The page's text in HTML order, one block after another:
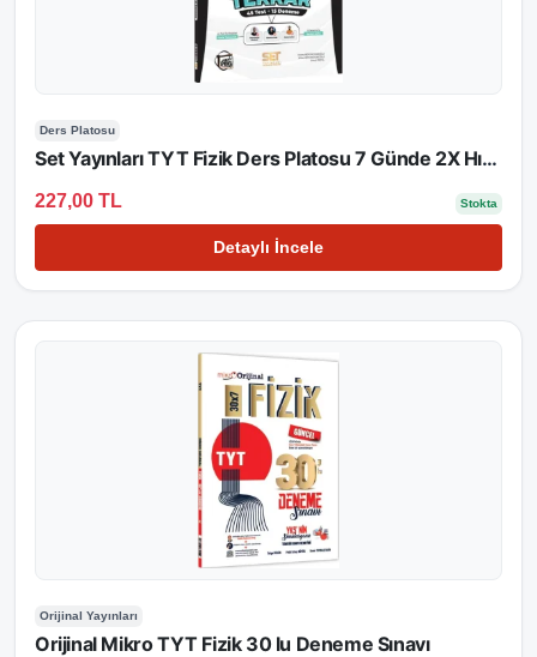
Ders Platosu
Set Yayınları TYT Fizik Ders Platosu 7 Günde 2X Hızında Tekrar
227,00 TL Stokta
Detaylı İncele
Orijinal Yayınları
Orijinal Mikro TYT Fizik 30 lu Deneme Sınavı